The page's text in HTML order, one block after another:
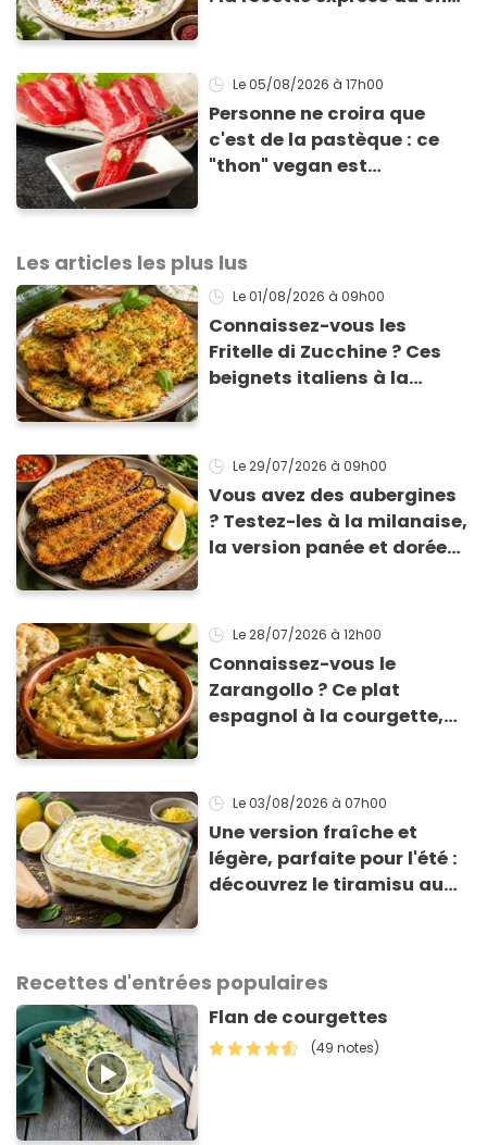
grillades
Le 05/08/2026 à 17h00
Personne ne croira que
c'est de la pastèque : ce
"thon" vegan est
Les articles les plus lus
Le 01/08/2026 à 09h00
Connaissez-vous les
Fritelle di Zucchine ? Ces
beignets italiens à la
Le 29/07/2026 à 09h00
Vous avez des aubergines
? Testez-les à la milanaise,
la version panée et dorée
Le 28/07/2026 à 12h00
Connaissez-vous le
Zarangollo ? Ce plat
espagnol à la courgette,
Le 03/08/2026 à 07h00
Une version fraîche et
légère, parfaite pour l'été :
découvrez le tiramisu au
Recettes d'entrées populaires
Flan de courgettes
(49 notes)